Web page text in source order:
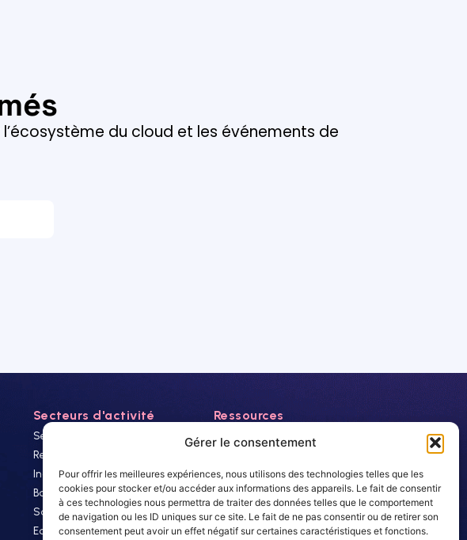
Gérer le consentement
Pour offrir les meilleures expériences, nous utilisons des technologies telles que les
cookies pour stocker et/ou accéder aux informations des appareils. Le fait de consentir
à ces technologies nous permettra de traiter des données telles que le comportement
de navigation ou les ID uniques sur ce site. Le fait de ne pas consentir ou de retirer son
consentement peut avoir un effet négatif sur certaines caractéristiques et fonctions.
du cloud et les événements de
Secteurs d'activité
Secteur Public
Retails
Industrie
Banque & Assurance
Santé
Editeurs
Ressources
Actualités
Autres
Carrière
Newsletter